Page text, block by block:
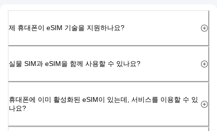
제 휴대폰이 eSIM 기술을 지원하나요?
실물 SIM과 eSIM을 함께 사용할 수 있나요?
휴대폰에 이미 활성화된 eSIM이 있는데, 서비스를 이용할 수 있
나요?